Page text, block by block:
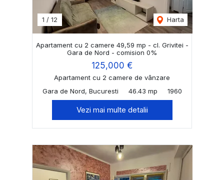
1 / 12 Harta
Apartament cu 2 camere 49,59 mp - cl. Grivitei -
Gara de Nord - comision 0%
125,000 €
Apartament cu 2 camere de vânzare
Gara de Nord, Bucuresti
46.43 mp 1960
Vezi mai multe detalii